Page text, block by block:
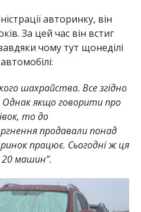
авторинку, він
За цей час він встиг
чому тут щонеділі
шахрайства. Все згідно
якщо говорити про
то до
продавали понад
працює. Сьогодні ж ця
20 машин”.